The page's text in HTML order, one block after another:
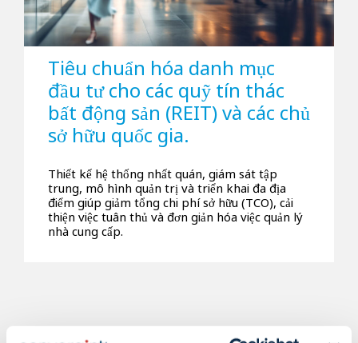
Tiêu chuẩn hóa danh mục
đầu tư cho các quỹ tín thác
bất động sản (REIT) và các chủ
sở hữu quốc gia.
Thiết kế hệ thống nhất quán, giám sát tập
trung, mô hình quản trị và triển khai đa địa
điểm giúp giảm tổng chi phí sở hữu (TCO), cải
thiện việc tuân thủ và đơn giản hóa việc quản lý
nhà cung cấp.